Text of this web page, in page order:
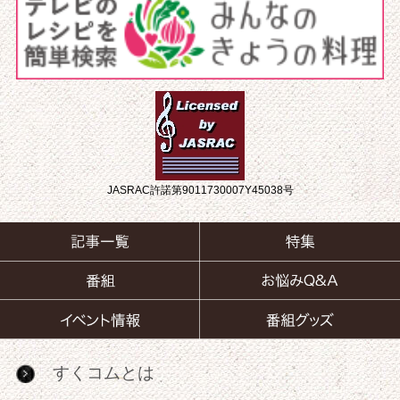
JASRAC許諾第9011730007Y45038号
すくコムとは